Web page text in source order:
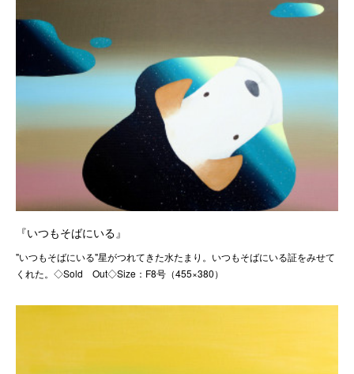
『いつもそばにいる』
"いつもそばにいる"星がつれてきた水たまり。いつもそばにいる証をみせて
くれた。◇Sold Out◇Size：F8号（455×380）